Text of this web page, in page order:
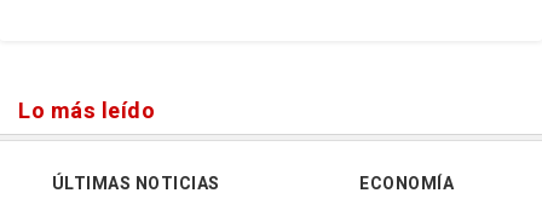
Lo más leído
ÚLTIMAS NOTICIAS
ECONOMÍA